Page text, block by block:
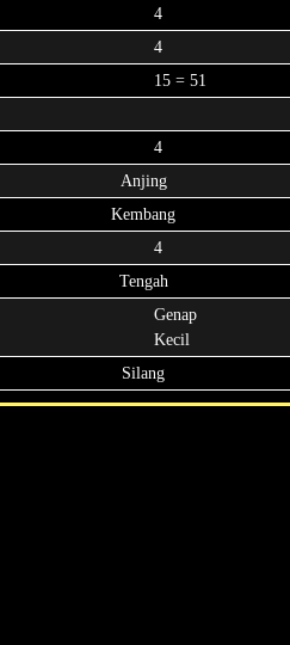
4
4
15 = 51
4
Anjing
Kembang
4
Tengah
Genap
Kecil
Silang